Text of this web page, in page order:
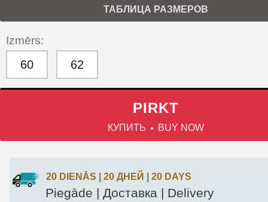
ТАБЛИЦА РАЗМЕРОВ
Izmērs:
60 62
PIRKT
КУПИТЬ BUY NOW
20 DIENĀS | 20 ДНЕЙ | 20 DAYS
Piegāde | Доставка | Delivery